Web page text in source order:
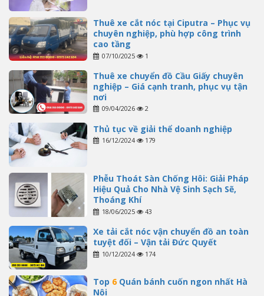
Thuê xe cắt nóc tại Ciputra – Phục vụ
chuyên nghiệp, phù hợp công trình
cao tầng
07/10/2025 1
Thuê xe chuyển đồ Cầu Giấy chuyên
nghiệp – Giá cạnh tranh, phục vụ tận
nơi
09/04/2026 2
Thủ tục về giải thể doanh nghiệp
16/12/2024 179
Phễu Thoát Sàn Chống Hôi: Giải Pháp
Hiệu Quả Cho Nhà Vệ Sinh Sạch Sẽ,
Thoáng Khí
18/06/2025 43
Xe tải cắt nóc vận chuyển đồ an toàn
tuyệt đối – Vận tải Đức Quyết
10/12/2024 174
Top 6Quán bánh cuốn ngon nhất Hà
Nội